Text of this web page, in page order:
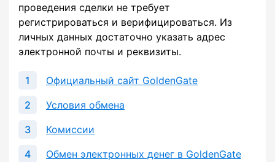
проведения сделки не требует
регистрироваться и верифицироваться. Из
личных данных достаточно указать адрес
электронной почты и реквизиты.
Официальный сайт GoldenGate
Условия обмена
Комиссии
Обмен электронных денег в GoldenGate